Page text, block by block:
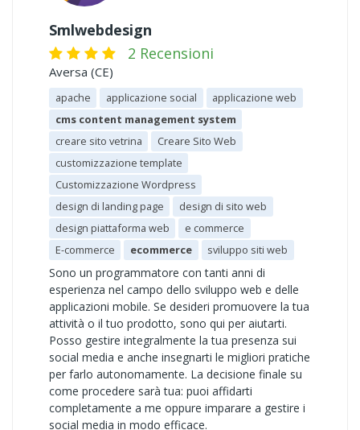
Smlwebdesign
2 Recensioni
Aversa (CE)
apache applicazione social
applicazione web
cms content management system
creare sito vetrina
Creare Sito Web
customizzazione template
Customizzazione Wordpress
design di landing page
design di sito web
design piattaforma web
e commerce
E-commerce
ecommerce sviluppo siti web
Sono un programmatore con tanti anni di
esperienza nel campo dello sviluppo web e delle
applicazioni mobile. Se desideri promuovere la tua
attività o il tuo prodotto, sono qui per aiutarti.
Posso gestire integralmente la tua presenza sui
social media e anche insegnarti le migliori pratiche
per farlo autonomamente. La decisione finale su
come procedere sarà tua: puoi affidarti
completamente a me oppure imparare a gestire i
social media in modo efficace.